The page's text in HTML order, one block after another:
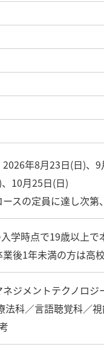
年8月23日(日)、
10月25日(日)
スの定員に達し次第
学時点で19歳以上で
後1年未満の方は高
ネジメントテクノロ
法科／言語聴覚科／